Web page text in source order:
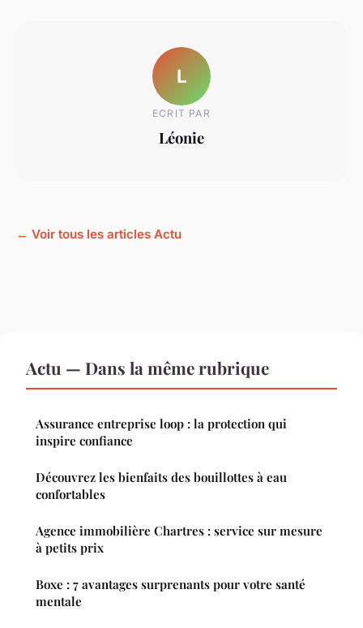
L
ECRIT PAR
Léonie
← Voir tous les articles Actu
Actu — Dans la même rubrique
Assurance entreprise loop : la protection qui
inspire confiance
Découvrez les bienfaits des bouillottes à eau
confortables
Agence immobilière Chartres : service sur mesure
à petits prix
Boxe : 7 avantages surprenants pour votre santé
mentale